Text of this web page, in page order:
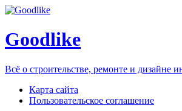
Goodlike
Всё о строительстве, ремонте и дизайне
Карта сайта
Пользовательское соглашение